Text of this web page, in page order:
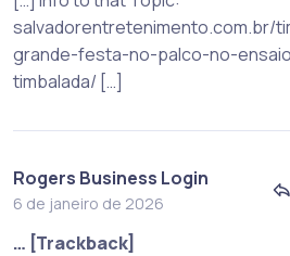
salvadorentretenimento.com.br/
grande-festa-no-palco-no-
timbalada/ […]
Rogers Business Login
6 de janeiro de 2026
… [Trackback]